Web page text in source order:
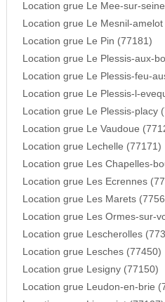
Location grue Le Mee-sur-
Location grue Le Mesnil-
Location grue Le Pin (77181)
Location grue Le Plessis-aux-
Location grue Le Plessis-feu-
Location grue Le Plessis-l-
Location grue Le Plessis-placy
Location grue Le Vaudoue
Location grue Lechelle (77171)
Location grue Les Chapelles-
Location grue Les Ecrennes
Location grue Les Marets
Location grue Les Ormes-sur-
Location grue Lescherolles
Location grue Lesches (77450)
Location grue Lesigny (77150)
Location grue Leudon-en-brie